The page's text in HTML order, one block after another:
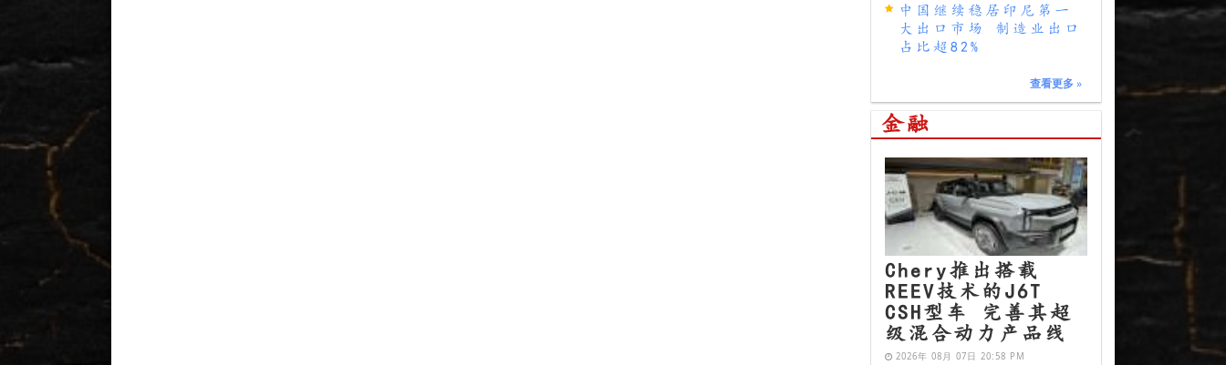
中国继续稳居印尼第一
大出口市场 制造业出口
占比超82%
查看更多 »
金融
Chery推出搭载
REEV技术的J6T
CSH型车 完善其超
级混合动力产品线
2026年 08月 07日 20:58 PM